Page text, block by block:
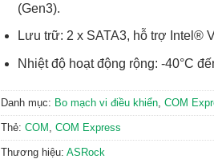
(Gen3).
Lưu trữ: 2 x SATA3, hỗ trợ Intel®
Nhiệt độ hoạt động rộng: -40°C
Danh mục: Bo mạch vi điều khiển COM
Thẻ: COM COM Express
Thương hiệu: ASRock